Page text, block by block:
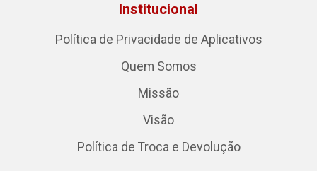
Institucional
Política de Privacidade de Aplicativos
Quem Somos
Missão
Visão
Política de Troca e Devolução